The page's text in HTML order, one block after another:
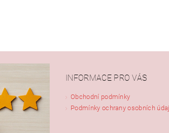
INFORMACE PRO VÁS
Obchodní podmínky
Podmínky ochrany osobních